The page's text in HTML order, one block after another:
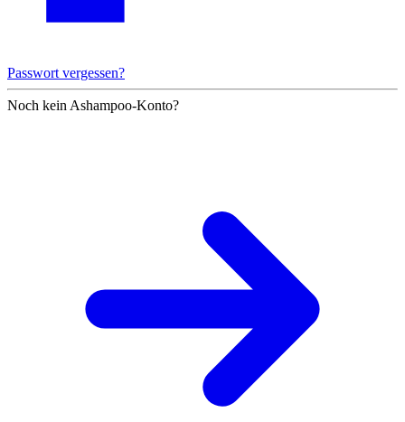
Passwort vergessen?
Noch kein Ashampoo-Konto?